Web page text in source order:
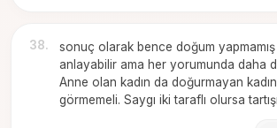
38.
sonuç olarak bence doğum yapmamış
anlayabilir ama her yorumunda daha
Anne olan kadın da doğurmayan
görmemeli. Saygı iki taraflı olursa